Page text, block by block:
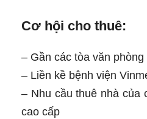
Cơ hội cho thuê:
– Gần các tòa văn phòng
– Liền kề bệnh viện
– Nhu cầu thuê nhà của
cao cấp